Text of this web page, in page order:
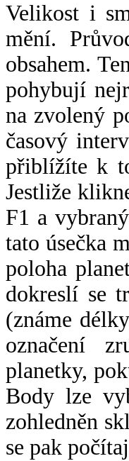
Velikost i
mění.
obsahem.
pohybují
na zvolený
časový
přiblížíte k
Jestliže
F1 a
tato úsečka
poloha
dokreslí se
(známe
označení
planetky,
Body lze
zohledněn
se pak